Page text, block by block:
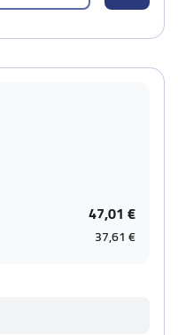
47,01 €
37,61 €